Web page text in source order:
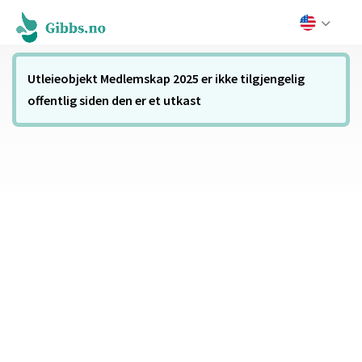
Utleieobjekt Medlemskap 2025 er ikke tilgjengelig
offentlig siden den er et utkast